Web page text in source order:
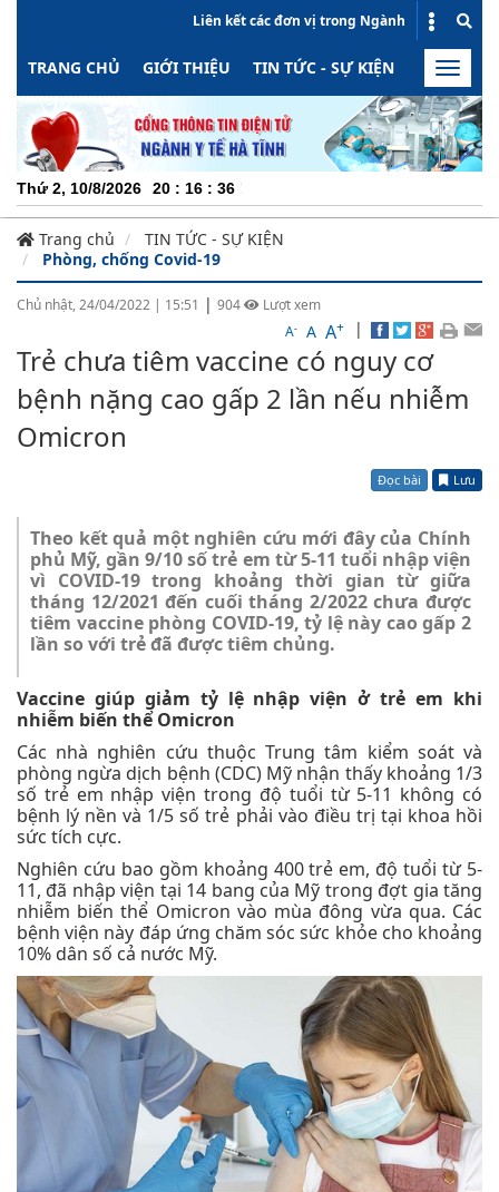
Liên kết các đơn vị trong Ngành
TRANG CHỦ GIỚI THIỆU TIN TỨC - SỰ KIỆN HOẠT
Toggle
Thứ 2, 10/8/2026 20 : 16 : 36
Trang chủ
TIN TỨC - SỰ KIỆN
Phòng, chống Covid-19
Chủ nhật, 24/04/2022 | 15:51 | 904
Lượt xem
A- A A+ |
Trẻ chưa tiêm vaccine có nguy cơ
bệnh nặng cao gấp 2 lần nếu nhiễm
Omicron
Đọc bài Lưu
Theo kết quả một nghiên cứu mới đây của Chính
phủ Mỹ, gần 9/10 số trẻ em từ 5-11 tuổi nhập viện
vì COVID-19 trong khoảng thời gian từ giữa
tháng 12/2021 đến cuối tháng 2/2022 chưa được
tiêm vaccine phòng COVID-19, tỷ lệ này cao gấp 2
lần so với trẻ đã được tiêm chủng.
Vaccine giúp giảm tỷ lệ nhập viện ở trẻ em khi
nhiễm biến thể Omicron
Các nhà nghiên cứu thuộc Trung tâm kiểm soát và
phòng ngừa dịch bệnh (CDC) Mỹ nhận thấy khoảng 1/3
số trẻ em nhập viện trong độ tuổi từ 5-11 không có
bệnh lý nền và 1/5 số trẻ phải vào điều trị tại khoa hồi
sức tích cực.
Nghiên cứu bao gồm khoảng 400 trẻ em, độ tuổi từ 5-
11, đã nhập viện tại 14 bang của Mỹ trong đợt gia tăng
nhiễm biến thể Omicron vào mùa đông vừa qua. Các
bệnh viện này đáp ứng chăm sóc sức khỏe cho khoảng
10% dân số cả nước Mỹ.